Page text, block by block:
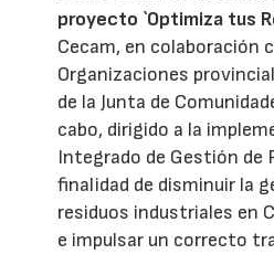
proyecto `Optimiza tus
Cecam, en colaboración
Organizaciones
de la Junta de
cabo, dirigido a la
Integrado de Gestión de
finalidad de disminuir la
residuos industriales en
e impulsar un correcto